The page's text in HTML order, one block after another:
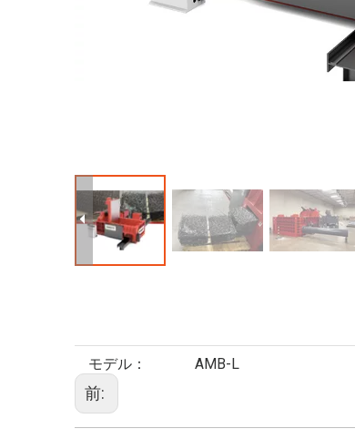
モデル： AMB-L
前: